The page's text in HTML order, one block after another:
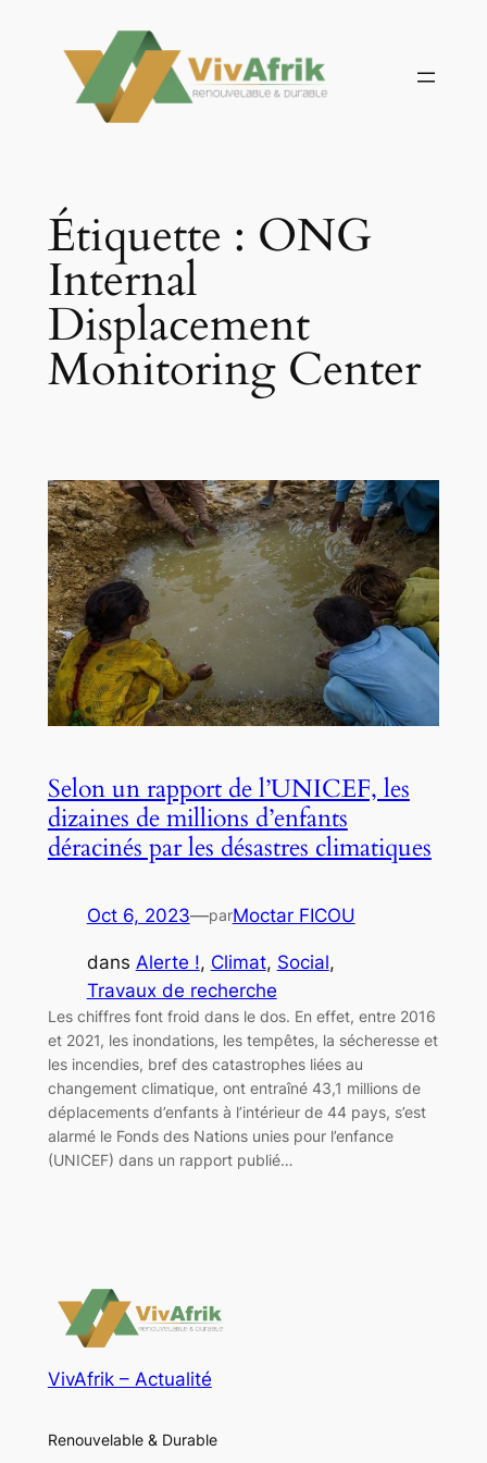
contenu
Étiquette : ONG
Internal
Displacement
Monitoring Center
Selon un rapport de l’UNICEF, les
dizaines de millions d’enfants
déracinés par les désastres climatiques
Oct 6, 2023—parMoctar FICOU
dans Alerte !, Climat, Social
Travaux de recherche
Les chiffres font froid dans le dos. En effet, entre 2016
et 2021, les inondations, les tempêtes, la sécheresse et
les incendies, bref des catastrophes liées au
changement climatique, ont entraîné 43,1 millions de
déplacements d’enfants à l’intérieur de 44 pays, s’est
alarmé le Fonds des Nations unies pour l’enfance
(UNICEF) dans un rapport publié…
VivAfrik – Actualité
Renouvelable & Durable